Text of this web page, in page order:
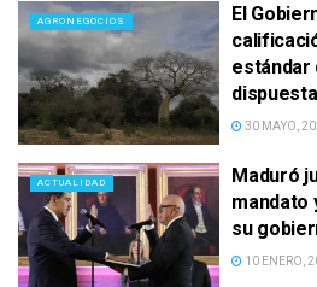
AGRONEGOCIOS
El
30 MAYO,
ACTUALIDAD
Maduró
mandato
su
10 ENERO,